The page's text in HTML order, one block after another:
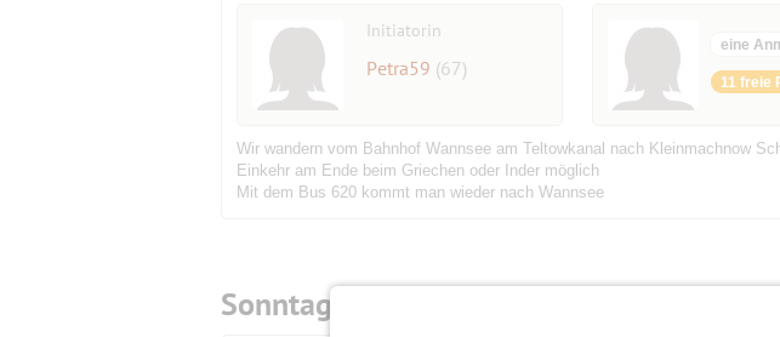
Initiatorin
Petra59 (67)
eine
11 freie
Wir wandern vom Bahnhof Wannsee am Teltowkanal nach Kleinmachnow
Einkehr am Ende beim Griechen oder Inder möglich
Mit dem Bus 620 kommt man wieder nach Wannsee
Sonntag,